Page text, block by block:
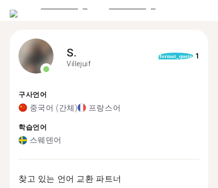
S.
Villejuif
format_quote 1
구사언어
중국어 (간체) 프랑스어
학습언어
스웨덴어
찾고 있는 언어 교환 파트너